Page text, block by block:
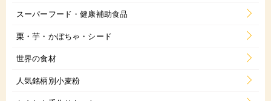
スーパーフード・健康補助食品
栗・芋・かぼちゃ・シード
世界の食材
人気銘柄別小麦粉